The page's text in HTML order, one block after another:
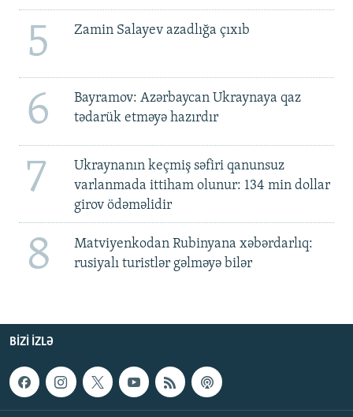
5 Zamin Salayev azadlığa çıxıb
6
Bayramov: Azərbaycan Ukraynaya qaz
tədarük etməyə hazırdır
7
Ukraynanın keçmiş səfiri qanunsuz
varlanmada ittiham olunur: 134 min dollar
girov ödəməlidir
8
Matviyenkodan Rubinyana xəbərdarlıq:
rusiyalı turistlər gəlməyə bilər
BIZI IZLƏ